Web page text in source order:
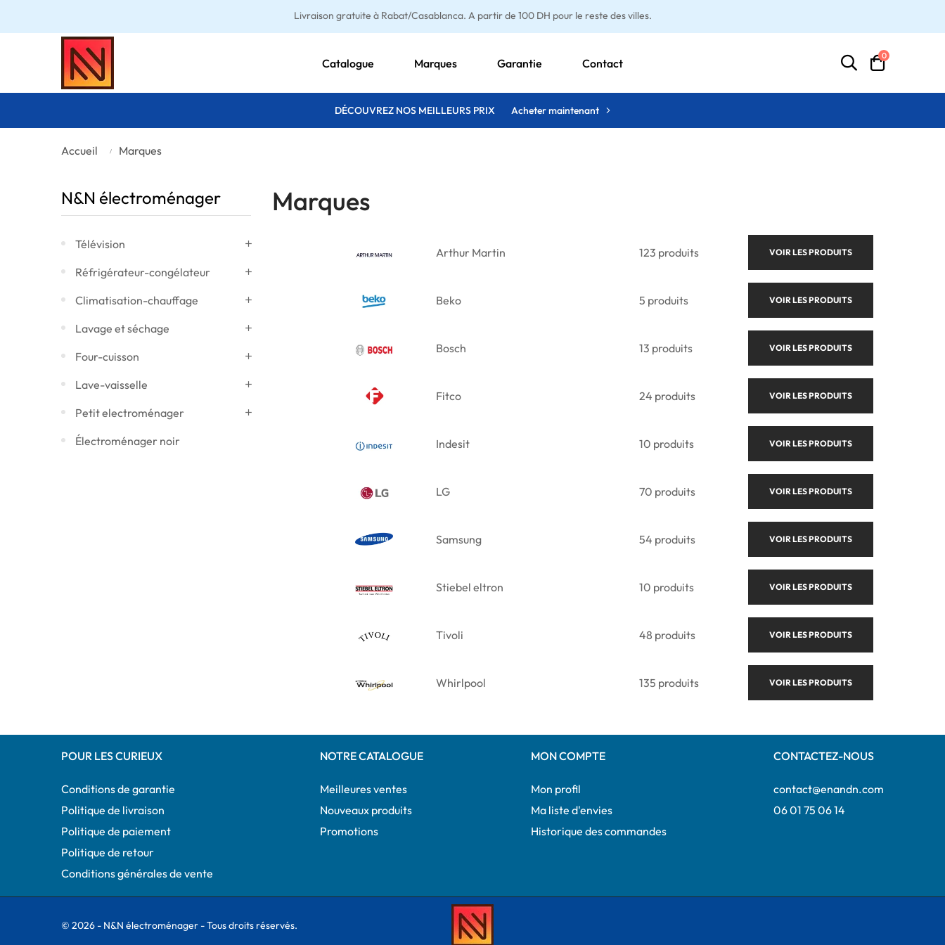
Livraison gratuite à Rabat/Casablanca. A partir de 100 DH pour le reste des villes.
Catalogue Marques Garantie Contact
0
DÉCOUVREZ NOS MEILLEURS PRIX Acheter maintenant
Accueil Marques
N&N électroménager
Télévision
Réfrigérateur-congélateur
Climatisation-chauffage
Lavage et séchage
Four-cuisson
Lave-vaisselle
Petit electroménager
Électroménager noir
Marques
Arthur Martin 123 produits VOIR LES PRODUITS
Beko 5 produits VOIR LES PRODUITS
Bosch 13 produits VOIR LES PRODUITS
Fitco 24 produits VOIR LES PRODUITS
Indesit 10 produits VOIR LES PRODUITS
LG 70 produits VOIR LES PRODUITS
Samsung 54 produits VOIR LES PRODUITS
Stiebel eltron 10 produits VOIR LES PRODUITS
Tivoli 48 produits VOIR LES PRODUITS
Whirlpool 135 produits VOIR LES PRODUITS
POUR LES CURIEUX
Conditions de garantie
Politique de livraison
Politique de paiement
Politique de retour
Conditions générales de vente
NOTRE CATALOGUE
Meilleures ventes
Nouveaux produits
Promotions
MON COMPTE
Mon profil
Ma liste d'envies
Historique des commandes
CONTACTEZ-NOUS
contact@enandn.com
06 01 75 06 14
© 2026 - N&N électroménager - Tous droits réservés.